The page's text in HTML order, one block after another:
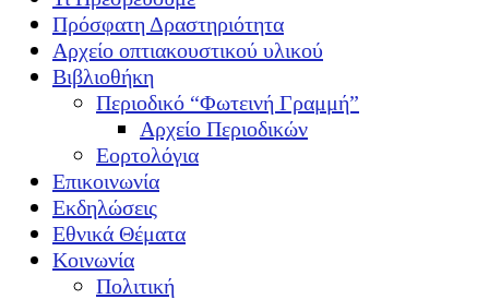
Πρόσφατη Δραστηριότητα
Αρχείο οπτιακουστικού υλικού
Βιβλιοθήκη
Περιοδικό “Φωτεινή Γραμμή”
Αρχείο Περιοδικών
Εορτολόγια
Επικοινωνία
Εκδηλώσεις
Εθνικά Θέματα
Κοινωνία
Πολιτική